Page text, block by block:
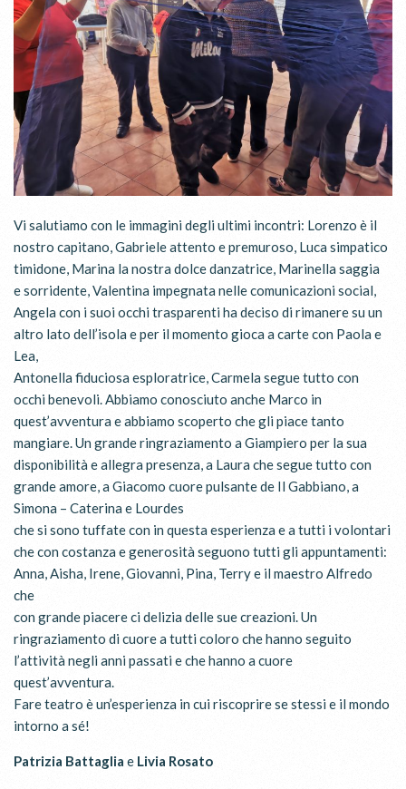
Vi salutiamo con le immagini degli ultimi incontri: Lorenzo è il
nostro capitano, Gabriele attento e premuroso, Luca simpatico
timidone, Marina la nostra dolce danzatrice, Marinella saggia
e sorridente, Valentina impegnata nelle comunicazioni social,
Angela con i suoi occhi trasparenti ha deciso di rimanere su un
altro lato dell’isola e per il momento gioca a carte con Paola e
Lea,
Antonella fiduciosa esploratrice, Carmela segue tutto con
occhi benevoli. Abbiamo conosciuto anche Marco in
quest’avventura e abbiamo scoperto che gli piace tanto
mangiare. Un grande ringraziamento a Giampiero per la sua
disponibilità e allegra presenza, a Laura che segue tutto con
grande amore, a Giacomo cuore pulsante de Il Gabbiano, a
Simona – Caterina e Lourdes
che si sono tuffate con in questa esperienza e a tutti i volontari
che con costanza e generosità seguono tutti gli appuntamenti:
Anna, Aisha, Irene, Giovanni, Pina, Terry e il maestro Alfredo
che
con grande piacere ci delizia delle sue creazioni. Un
ringraziamento di cuore a tutti coloro che hanno seguito
l’attività negli anni passati e che hanno a cuore
quest’avventura.
Fare teatro è un’esperienza in cui riscoprire se stessi e il mondo
intorno a sé!
Patrizia Battaglia e Livia Rosato